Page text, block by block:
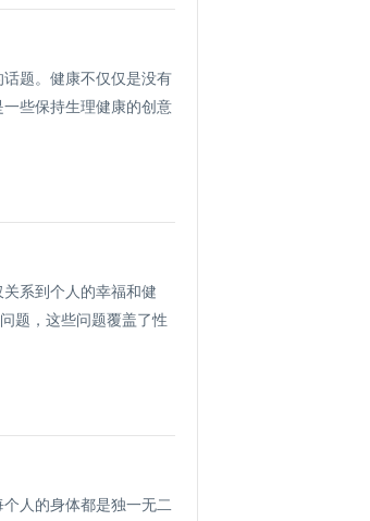
题。健康不仅仅是没有
些保持生理健康的创意
系到个人的幸福和健
题，这些问题覆盖了性
人的身体都是独一无二